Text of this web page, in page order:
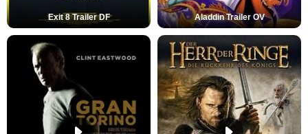
Exit 8 Trailer DF Aladdin Trailer OV